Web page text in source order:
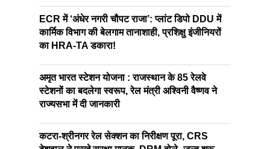
ECR में ‘अंधेर नगरी चौपट राजा’: प्लांट डिपो DDU में
कार्मिक विभाग की बेलगाम तानाशाही, प्रशिक्षु इंजीनियरों
का HRA-TA डकारा!
अमृत भारत स्टेशन योजना : राजस्थान के 85 रेलवे
स्टेशनों का बदलेगा स्वरूप, रेल मंत्री अश्विनी वैष्णव ने
राज्यसभा में दी जानकारी
कटरा-श्रीनगर रेल सेक्शन का निरीक्षण पूरा, CRS